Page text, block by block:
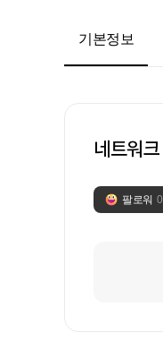
기본정보
네트워크
팔로워 0